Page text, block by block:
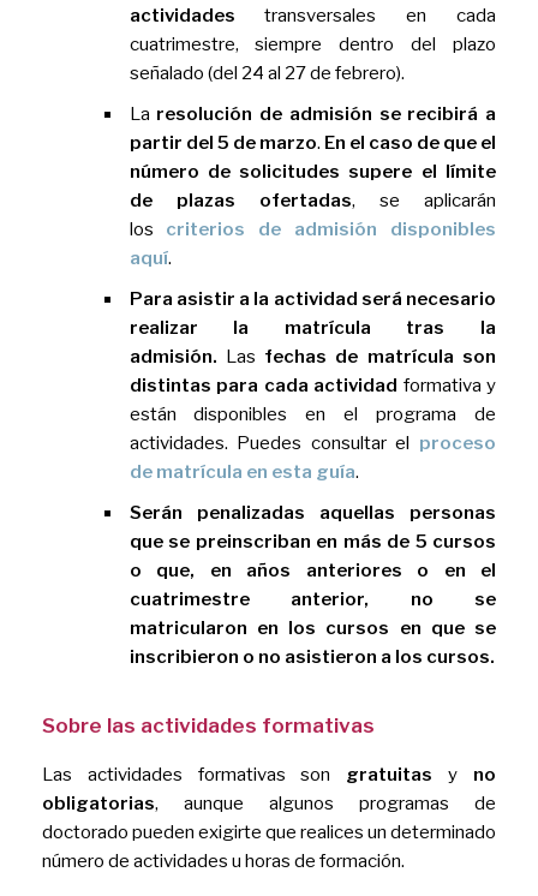
actividadestransversales en cada
cuatrimestre, siempre dentro del plazo
señalado (del 24 al 27 de febrero).
La resolución de admisión se recibirá a
partir del 5 de marzo. En el caso de que el
número de solicitudes supere el límite
de plazas ofertadas, se aplicarán
los criterios de admisión disponibles
aquí.
Para asistir a la actividad será necesario
realizar la matrícula tras la
admisión. Las fechas de matrícula son
distintas para cada actividad formativa y
están disponibles en el programa de
actividades. Puedes consultar el proceso
de matrícula en esta guía.
Serán penalizadas aquellas personas
que se preinscriban en más de 5 cursos
o que, en años anteriores o en el
cuatrimestre anterior, no se
matricularon en los cursos en que se
inscribieron o no asistieron a los cursos.
Sobre las actividades formativas
Las actividades formativas son gratuitas y no
obligatorias, aunque algunos programas de
doctorado pueden exigirte que realices un determinado
número de actividades u horas de formación.